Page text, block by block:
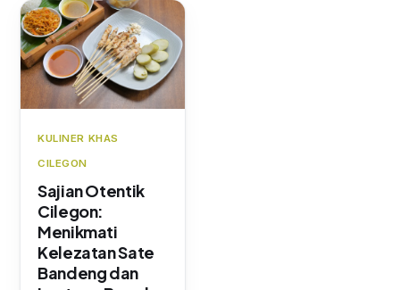
KULINER KHAS
CILEGON
Sajian Otentik
Cilegon:
Menikmati
Kelezatan Sate
Bandeng dan